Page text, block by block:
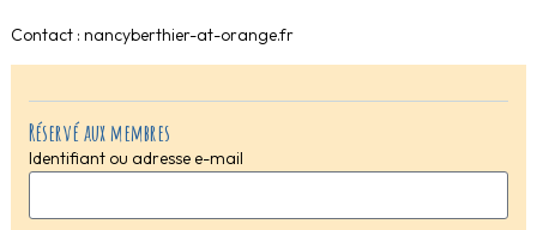
Réservé aux membres
Identifiant ou adresse e-mail
Contact : nancyberthier-at-orange.fr